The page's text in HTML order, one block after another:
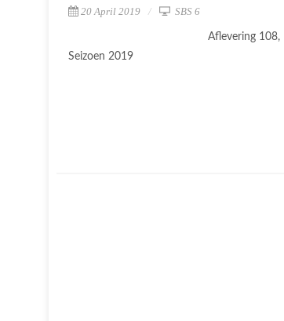
20 April 2019 SBS 6
Aflevering 108,
Seizoen 2019